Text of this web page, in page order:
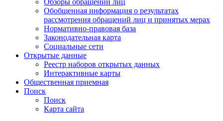
Обзоры обращений лиц
Обобщенная информация о результатах
рассмотрения обращений лиц и принятых мерах
Нормативно-правовая база
Законодательная карта
Социальные сети
Открытые данные
Реестр наборов открытых данных
Интерактивные карты
Общественная приемная
Поиск
Поиск
Карта сайта